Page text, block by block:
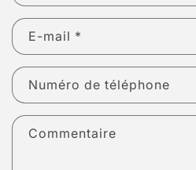
E-mail *
Numéro de téléphone
Commentaire